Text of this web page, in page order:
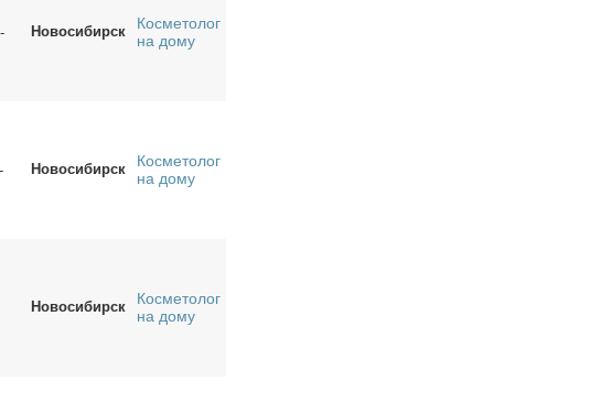
Новосибирск
Косметолог
на дому
Новосибирск
Косметолог
на дому
Новосибирск
Косметолог
на дому